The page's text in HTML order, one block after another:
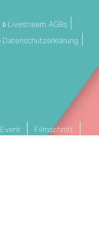
Livestream AGBs
Datenschutzerklärung
Event
Filmschnitt